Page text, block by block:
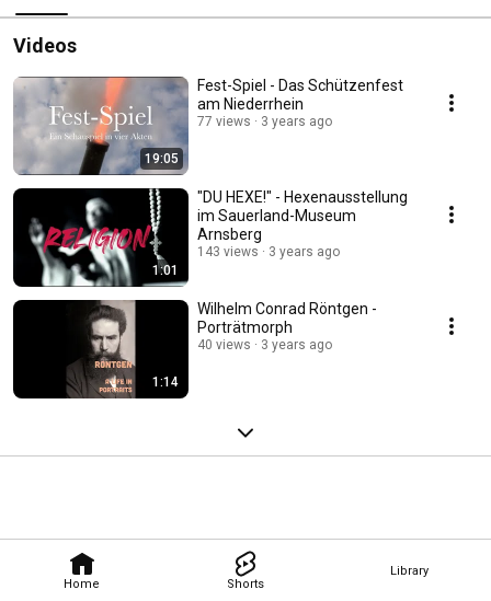
Home Shorts
Library
Videos
19:05
Fest-Spiel - Das Schützenfest
am Niederrhein
77 views 3 years ago
1:01
"DU HEXE!" - Hexenausstellung
im Sauerland-Museum
Arnsberg
143 views 3 years ago
1:14
Wilhelm Conrad Röntgen -
Porträtmorph
40 views 3 years ago